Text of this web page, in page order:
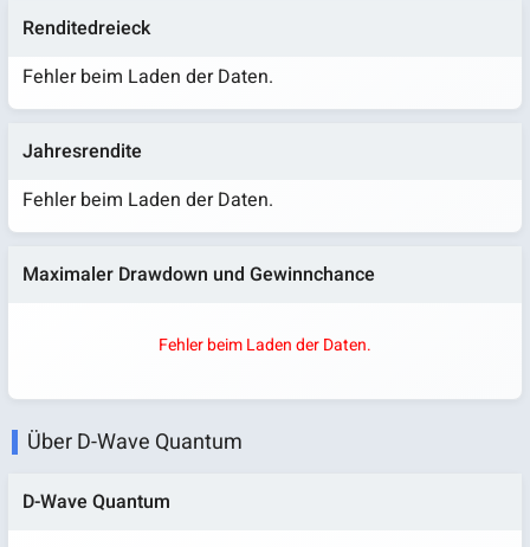
Renditedreieck
Fehler beim Laden der Daten.
Jahresrendite
Fehler beim Laden der Daten.
Maximaler Drawdown und Gewinnchance
Fehler beim Laden der Daten.
Über D-Wave Quantum
D-Wave Quantum